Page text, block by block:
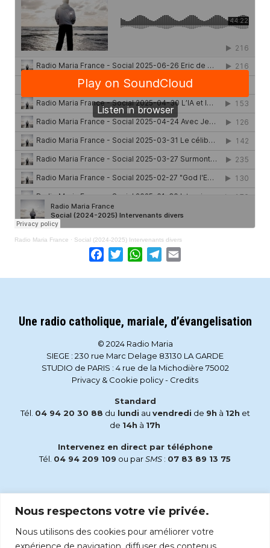
Nous respectons votre vie privée.
Nous utilisons des cookies pour améliorer votre
Radio Maria France · Social (2024-2025) Intervenants divers
Facebook
TwitterWhatsApp
Telegram
Une radio catholique, mariale, d’évangelisation
© 2024 Radio Maria
SIEGE : 230 rue Marc Delage 83130 LA GARDE
STUDIO de PARIS : 4 rue de la Michodière 75002
Privacy & Cookie policy- Credits
Standard
Tél. 04 94 20 30 88 du lundi au vendredi de 9h à 12h et
de 14h à 17h
Intervenez en direct par téléphone
Tél. 04 94 209 109 ou parSMS : 07 83 89 13 75
accueil@radiomaria.fr
Écoutez Radio Maria sur :